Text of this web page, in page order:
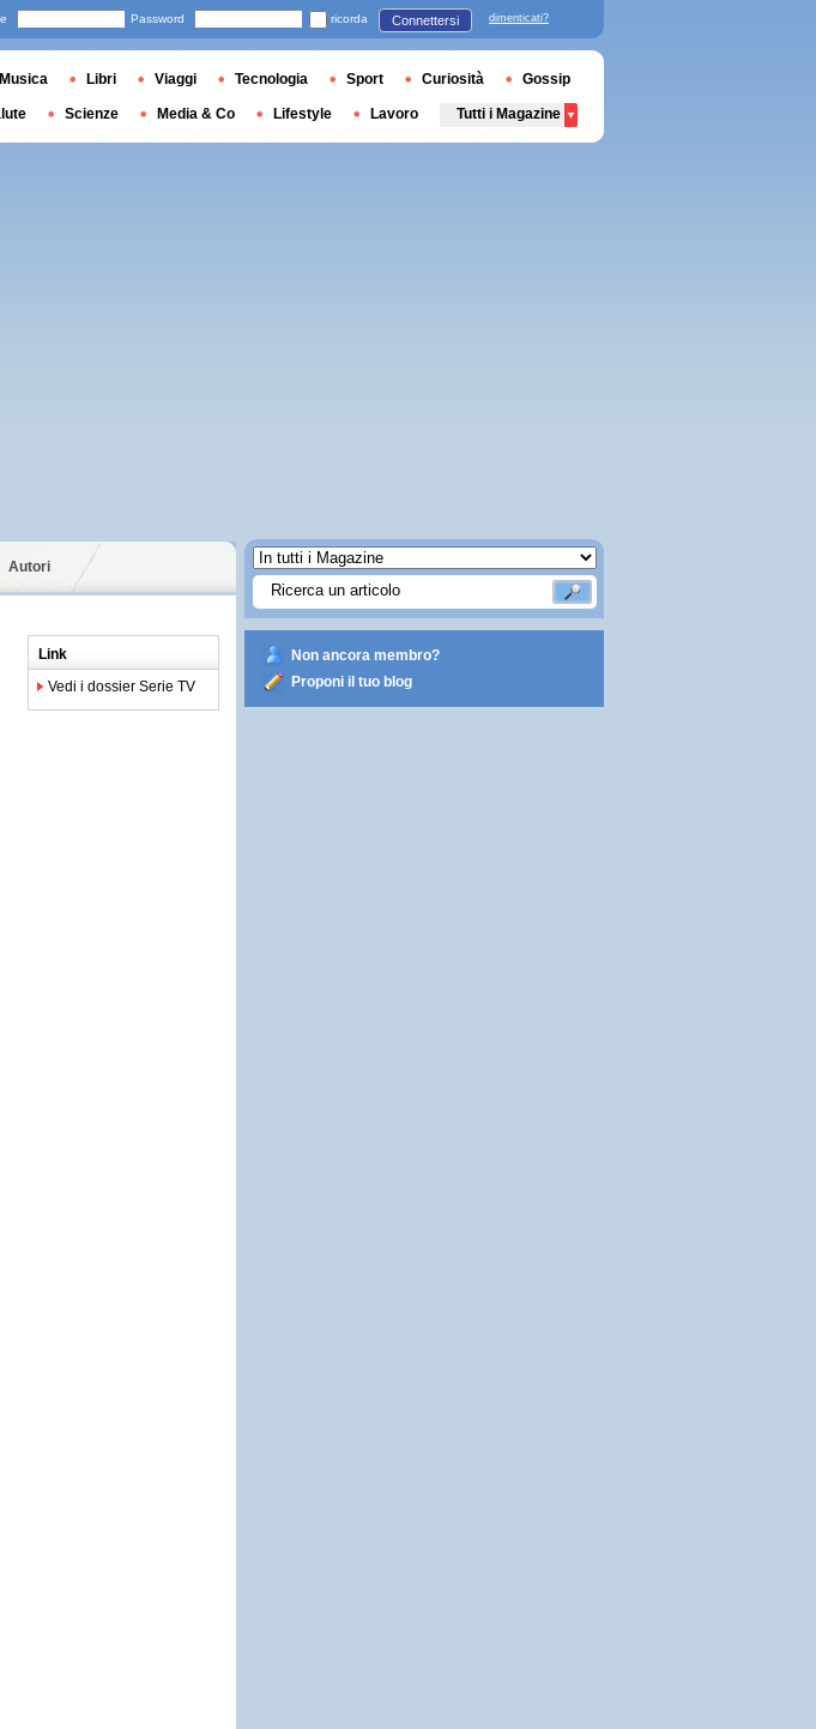
Autori
Link
Vedi i dossier Serie TV
Non ancora membro?
Proponi il tuo blog
Password ricorda Connettersi dimenticati?
Musica Libri Viaggi Tecnologia Sport Curiosità Gossip
Scienze Media & Co Lifestyle Lavoro Tutti i Magazine